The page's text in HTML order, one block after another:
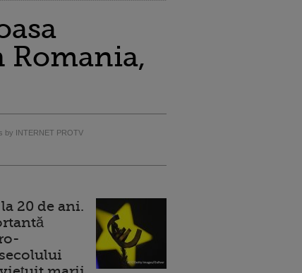
by INTERNET PROTV
20 de ani.